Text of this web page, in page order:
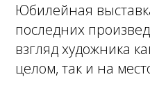
Юбилейная
последних
взгляд художника
целом, так и на